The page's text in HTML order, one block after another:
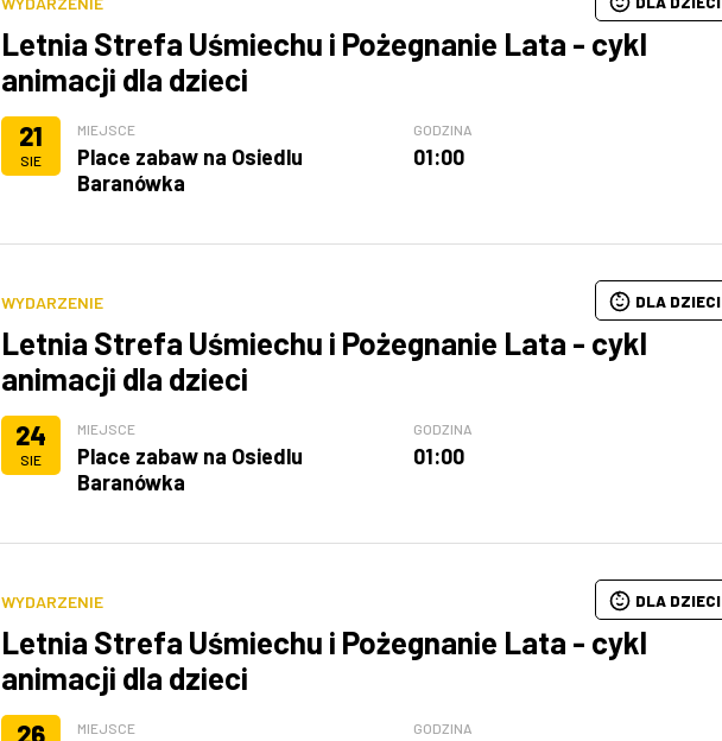
Letnia Strefa Uśmiechu i Pożegnanie Lata - cykl
animacji dla dzieci
21
SIE
MIEJSCE
Place zabaw na Osiedlu
Baranówka
GODZINA
01:00
WYDARZENIE
Letnia Strefa Uśmiechu i Pożegnanie Lata - cykl
animacji dla dzieci
24
SIE
MIEJSCE
Place zabaw na Osiedlu
Baranówka
GODZINA
01:00
DLA DZIECI
WYDARZENIE
Letnia Strefa Uśmiechu i Pożegnanie Lata - cykl
animacji dla dzieci
26 MIEJSCE GODZINA
DLA DZIECI